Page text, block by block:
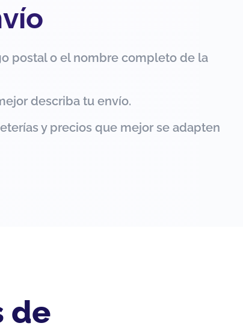
postal o el nombre completo de la
describa tu envío.
y precios que mejor se adapten
de